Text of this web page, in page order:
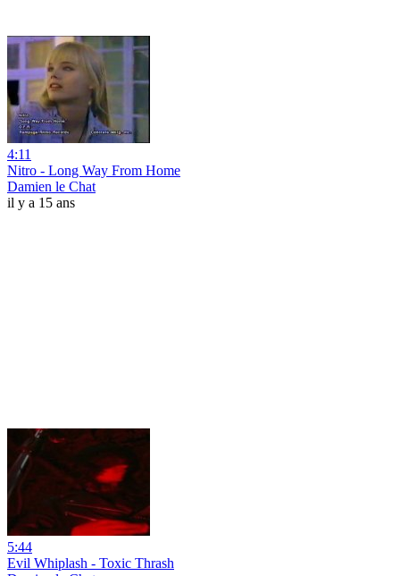
4:11
Nitro - Long Way From Home
Damien le Chat
il y a 15 ans
5:44
Evil Whiplash - Toxic Thrash